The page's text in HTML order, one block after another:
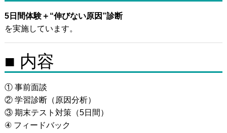
5日間体験＋“伸びない原因”診断
を実施しています。
■ 内容
① 事前面談
② 学習診断（原因分析）
③ 期末テスト対策（5日間）
④ フィードバック